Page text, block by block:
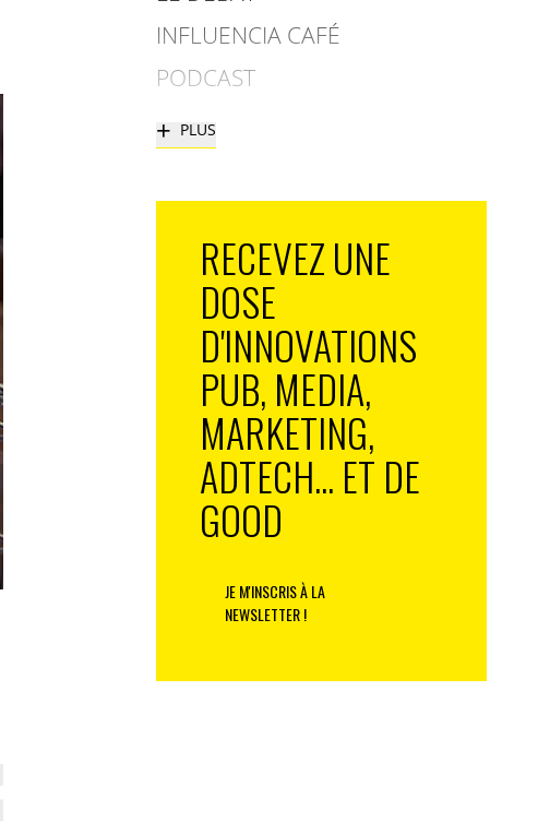
INFLUENCIA CAFÉ
PODCAST
+ PLUS
RECEVEZ UNE
DOSE
D'INNOVATIONS
PUB, MEDIA,
MARKETING,
ADTECH... ET DE
GOOD
JE M'INSCRIS À LA
NEWSLETTER !